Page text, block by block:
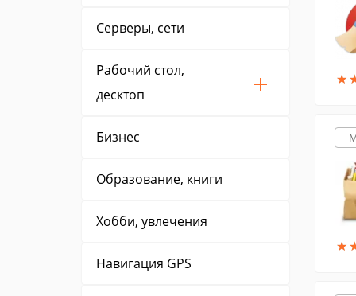
Серверы, сети
Рабочий стол,
десктоп
Бизнес
Образование, книги
Хобби, увлечения
Навигация GPS
★
★
★
★